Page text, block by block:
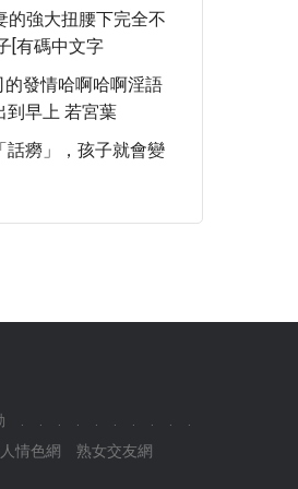
的強大扭腰下完全不
[有碼中文字
發情哈啊哈啊淫語
到早上 若宮葉
話癆」，孩子就會變
情色網 熟女交友網